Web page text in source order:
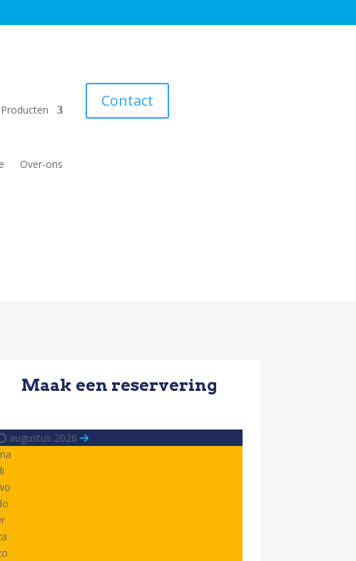
Over-ons
Contact
Maak een reservering
augustus 2026